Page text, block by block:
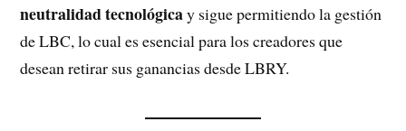
neutralidad tecnológicay sigue permitiendo la gestión
de LBC, lo cual es esencial para los creadores que
desean retirar sus ganancias desde LBRY.